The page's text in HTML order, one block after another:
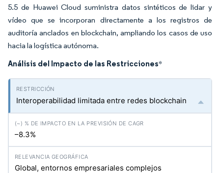
5.5 de Huawei Cloud suministra datos sintéticos de lidar y
vídeo que se incorporan directamente a los registros de
auditoría anclados en blockchain, ampliando los casos de uso
hacia la logística autónoma.
Análisis del Impacto de las Restricciones*
Interoperabilidad limitada entre redes blockchain
–8.3%
Global, entornos empresariales complejos